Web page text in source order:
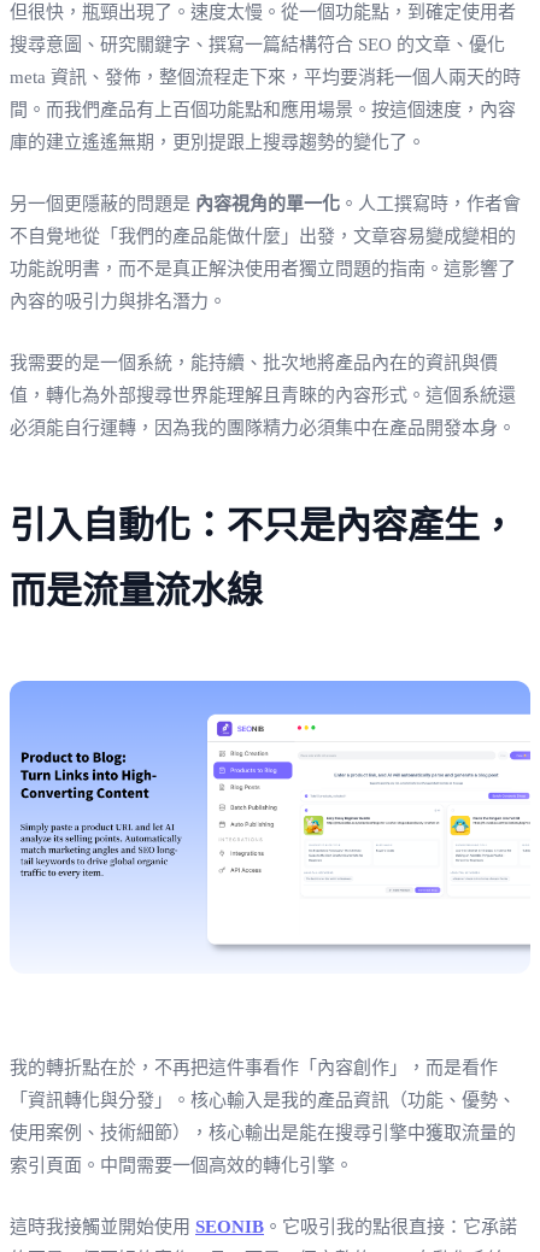
但很快，瓶頸出現了。速度太慢。從一個功能點，到確定使用者
搜尋意圖、研究關鍵字、撰寫一篇結構符合 SEO 的文章、優化
meta 資訊、發佈，整個流程走下來，平均要消耗一個人兩天的時
間。而我們產品有上百個功能點和應用場景。按這個速度，內容
庫的建立遙遙無期，更別提跟上搜尋趨勢的變化了。
另一個更隱蔽的問題是 內容視角的單一化 。人工撰寫時，作者會
不自覺地從「我們的產品能做什麼」出發，文章容易變成變相的
功能說明書，而不是真正解決使用者獨立問題的指南。這影響了
內容的吸引力與排名潛力。
我需要的是一個系統，能持續、批次地將產品內在的資訊與價
值，轉化為外部搜尋世界能理解且青睞的內容形式。這個系統還
必須能自行運轉，因為我的團隊精力必須集中在產品開發本身。
引入自動化：不只是內容產生，
而是流量流水線
我的轉折點在於，不再把這件事看作「內容創作」，而是看作
「資訊轉化與分發」。核心輸入是我的產品資訊（功能、優勢、
使用案例、技術細節），核心輸出是能在搜尋引擎中獲取流量的
索引頁面。中間需要一個高效的轉化引擎。
這時我接觸並開始使用 SEONIB 。它吸引我的點很直接：它承諾